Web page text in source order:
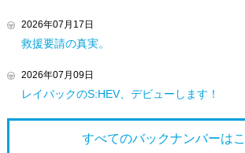
2026年07月17日
救援要請の真実。
2026年07月09日
レイバックのS:HEV、デビューします！
すべてのバックナンバーは